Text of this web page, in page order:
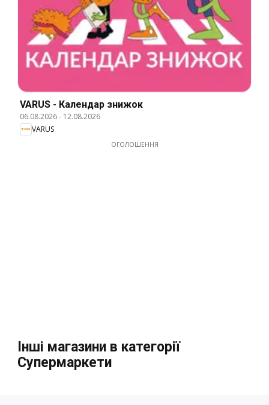
VARUS - Календар знижок
06.08.2026- 12.08.2026
VARUS
ОГОЛОШЕННЯ
Інші магазини в категорії
Супермаркети